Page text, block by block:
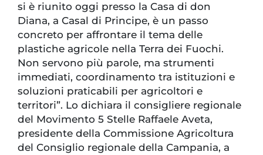
si è riunito oggi presso la Casa di don
Diana, a Casal di Principe, è un passo
concreto per affrontare il tema delle
plastiche agricole nella Terra dei Fuochi.
Non servono più parole, ma strumenti
immediati, coordinamento tra istituzioni e
soluzioni praticabili per agricoltori e
territori”. Lo dichiara il consigliere regionale
del Movimento 5 Stelle Raffaele Aveta,
presidente della Commissione Agricoltura
del Consiglio regionale della Campania, a